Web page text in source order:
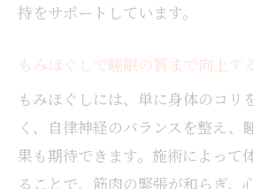
持をサポートしています。
もみほぐしで睡眠の質まで向上す
もみほぐしには、単に身体のコリ
く、自律神経のバランスを整え、
果も期待できます。施術によって
ることで、筋肉の緊張が和らぎ、